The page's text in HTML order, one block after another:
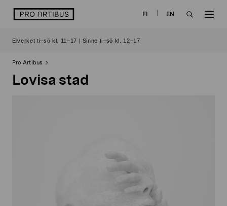
logo FI
EN
Elverket ti–sö kl. 11–17 | Sinne ti–sö kl. 12–17
Pro Artibus
Lovisa stad